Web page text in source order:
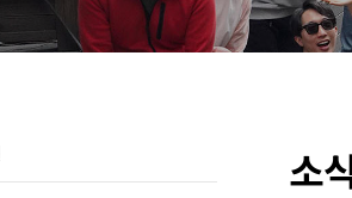
소